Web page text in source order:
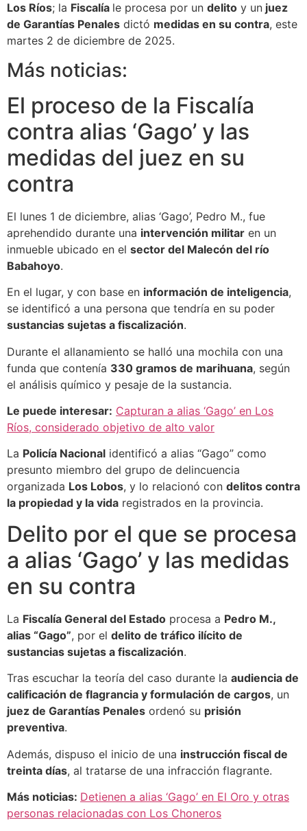
Los Ríos; la Fiscalía le procesa por un delito y un juez
de Garantías Penales dictó medidas en su contra, este
martes 2 de diciembre de 2025.
Más noticias:
El proceso de la Fiscalía
contra alias ‘Gago’ y las
medidas del juez en su
contra
El lunes 1 de diciembre, alias ‘Gago’, Pedro M., fue
aprehendido durante una intervención militar en un
inmueble ubicado en el sector del Malecón del río
Babahoyo.
En el lugar, y con base en información de inteligencia,
se identificó a una persona que tendría en su poder
sustancias sujetas a fiscalización.
Durante el allanamiento se halló una mochila con una
funda que contenía 330 gramos de marihuana, según
el análisis químico y pesaje de la sustancia.
Le puede interesar: Capturan a alias ‘Gago’ en Los
Ríos, considerado objetivo de alto valor
La Policía Nacional identificó a alias “Gago” como
presunto miembro del grupo de delincuencia
organizada Los Lobos, y lo relacionó con delitos contra
la propiedad y la vida registrados en la provincia.
Delito por el que se procesa
a alias ‘Gago’ y las medidas
en su contra
La Fiscalía General del Estado procesa a Pedro M.,
alias “Gago”, por el delito de tráfico ilícito de
sustancias sujetas a fiscalización.
Tras escuchar la teoría del caso durante la audiencia de
calificación de flagrancia y formulación de cargos, un
juez de Garantías Penales ordenó su prisión
preventiva.
Además, dispuso el inicio de una instrucción fiscal de
treinta días, al tratarse de una infracción flagrante.
Más noticias: Detienen a alias ‘Gago’ en El Oro y otras
personas relacionadas con Los Choneros